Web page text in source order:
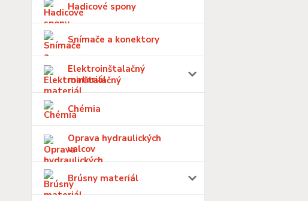
Hadicové spony
Snímače a konektory
Elektroinštalačný
materiál
Chémia
Oprava hydraulických
valcov
Brúsny materiál